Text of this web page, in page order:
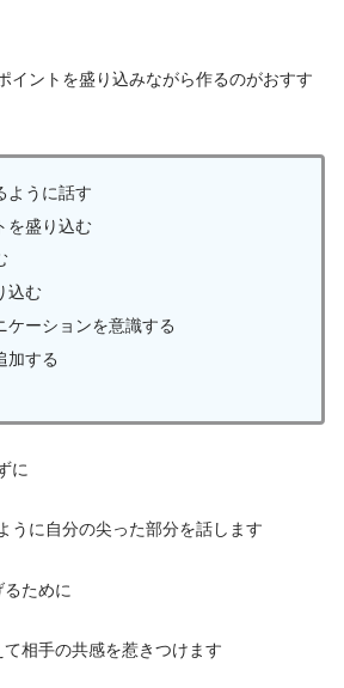
イントを盛り込みながら作るのがおすす
ように話す
を盛り込む
込む
ケーションを意識する
加する
に
うに自分の尖った部分を話します
ために
相手の共感を惹きつけます